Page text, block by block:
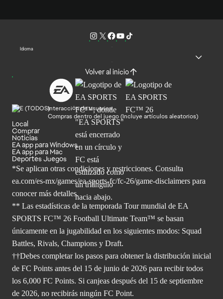
Idioma
Volver al inicio
Interacción de usuarios
Compras dentro del juego (Incluye artículos aleatorios)
Local
Comprar
Noticias
EA app para Windows
EA app para Mac
Deportes Juegos
*Se aplican otras condiciones y restricciones. Consulta
ea.com/es-mx/games/ea-sports-fc/fc-26/game-disclaimers para
conocer más detalles.
** Las estadísticas de la temporada Tour mundial de EA
SPORTS FC™ 26 Football Ultimate Team™ se basan
únicamente en la jugabilidad en los siguientes modos: Squad
Battles, Rivals, Champions y Draft.
††Debes completar los pasos para obtener la distribución inicial
de FC Points antes del 15 de junio de 2026 para recibir todos
los 6,000 FC Points. Si canjeas después del 15 de septiembre
de 2026, no recibirás ningún FC Point.